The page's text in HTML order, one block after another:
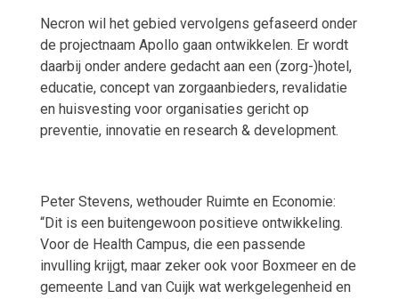
Necron wil het gebied vervolgens gefaseerd onder
de projectnaam Apollo gaan ontwikkelen. Er wordt
daarbij onder andere gedacht aan een (zorg-)hotel,
educatie, concept van zorgaanbieders, revalidatie
en huisvesting voor organisaties gericht op
preventie, innovatie en research & development.
Peter Stevens, wethouder Ruimte en Economie:
“Dit is een buitengewoon positieve ontwikkeling.
Voor de Health Campus, die een passende
invulling krijgt, maar zeker ook voor Boxmeer en de
gemeente Land van Cuijk wat werkgelegenheid en